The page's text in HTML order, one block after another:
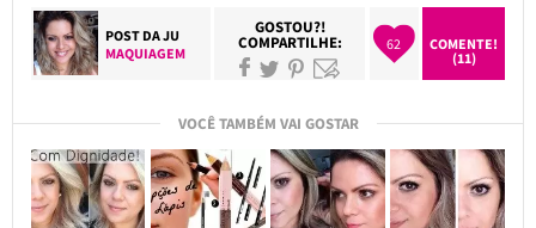
POST DAJU
MAQUIAGEM
GOSTOU?!
COMPARTILHE: 62
COMENTE!
(11)
VOCÊ TAMBÉM VAI GOSTAR